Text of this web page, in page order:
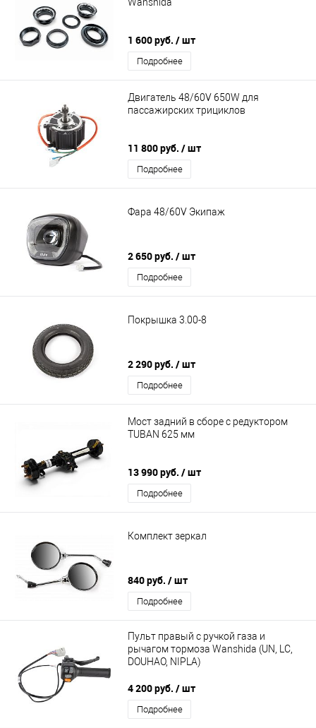
1 600 руб. / шт
Подробнее
Двигатель 48/60V 650W для
пассажирских трициклов
11 800 руб. / шт
Подробнее
Фара 48/60V Экипаж
2 650 руб. / шт
Подробнее
Покрышка 3.00-8
2 290 руб. / шт
Подробнее
Мост задний в сборе с редуктором
TUBAN 625 мм
13 990 руб. / шт
Подробнее
Комплект зеркал
840 руб. / шт
Подробнее
Пульт правый с ручкой газа и
рычагом тормоза Wanshida (UN, LC,
DOUHAO, NIPLA)
4 200 руб. / шт
Подробнее